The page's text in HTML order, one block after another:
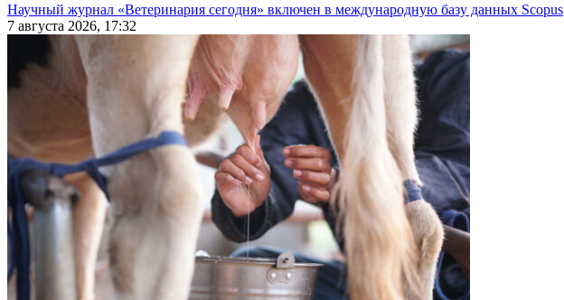
Научный журнал «Ветеринария сегодня» включен в международную базу данных Scopus
7 августа 2026, 17:32